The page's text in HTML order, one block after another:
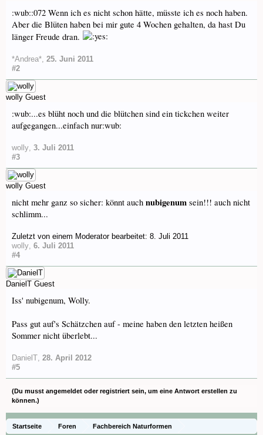
:wub::072 Wenn ich es nicht schon hätte, müsste ich es noch haben.
Aber die Blüten haben bei mir gute 4 Wochen gehalten, da hast Du
länger Freude dran.
*Andrea*, 25. Juni 2011
#2
wolly Guest
:wub:...es blüht noch und die blütchen sind ein tickchen weiter
aufgegangen...einfach nur:wub:
wolly, 3. Juli 2011
#3
wolly Guest
nicht mehr ganz so sicher: könnt auch nubigenum sein!!! auch nicht
schlimm...
Zuletzt von einem Moderator bearbeitet: 8. Juli 2011
wolly, 6. Juli 2011
#4
DanielT Guest
Iss' nubigenum, Wolly.
Pass gut auf's Schätzchen auf - meine haben den letzten heißen
Sommer nicht überlebt...
DanielT, 28. April 2012
#5
(Du musst angemeldet oder registriert sein, um eine Antwort erstellen zu
können.)
Startseite Foren Fachbereich Naturformen